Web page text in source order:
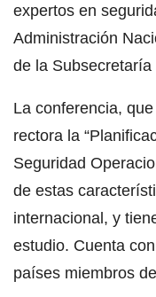
expertos en
Administración
de la
La conferencia,
rectora la
Seguridad
de estas
internacional, y
estudio. Cuenta
países miembros